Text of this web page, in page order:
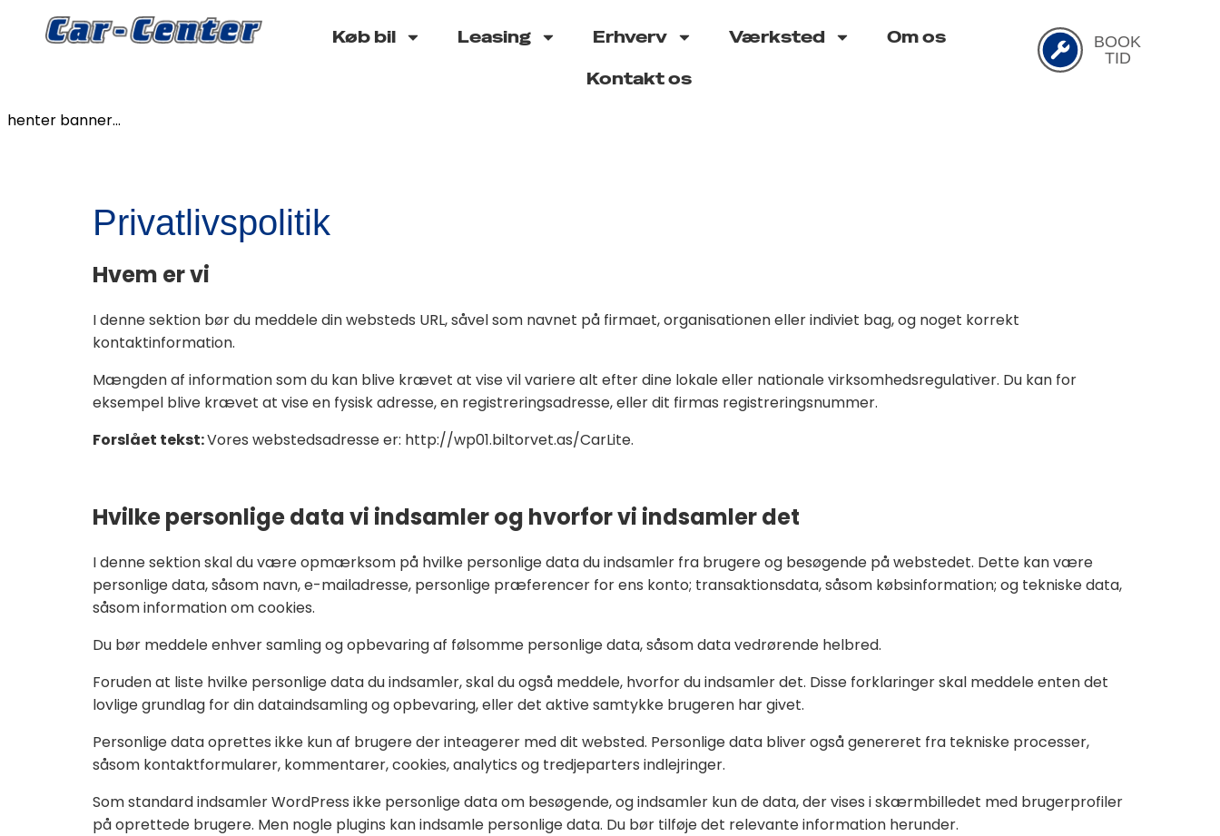
Køb bil Leasing Erhverv Værksted
Om os
Kontakt os
BOOK
TID
henter banner...
Privatlivspolitik
Hvem er vi
I denne sektion bør du meddele din websteds URL, såvel som navnet på firmaet, organisationen eller indiviet bag, og noget korrekt
kontaktinformation.
Mængden af information som du kan blive krævet at vise vil variere alt efter dine lokale eller nationale virksomhedsregulativer. Du kan for
eksempel blive krævet at vise en fysisk adresse, en registreringsadresse, eller dit firmas registreringsnummer.
Forslået tekst:Vores webstedsadresse er: http://wp01.biltorvet.as/CarLite.
Hvilke personlige data vi indsamler og hvorfor vi indsamler det
I denne sektion skal du være opmærksom på hvilke personlige data du indsamler fra brugere og besøgende på webstedet. Dette kan være
personlige data, såsom navn, e-mailadresse, personlige præferencer for ens konto; transaktionsdata, såsom købsinformation; og tekniske data,
såsom information om cookies.
Du bør meddele enhver samling og opbevaring af følsomme personlige data, såsom data vedrørende helbred.
Foruden at liste hvilke personlige data du indsamler, skal du også meddele, hvorfor du indsamler det. Disse forklaringer skal meddele enten det
lovlige grundlag for din dataindsamling og opbevaring, eller det aktive samtykke brugeren har givet.
Personlige data oprettes ikke kun af brugere der inteagerer med dit websted. Personlige data bliver også genereret fra tekniske processer,
såsom kontaktformularer, kommentarer, cookies, analytics og tredjeparters indlejringer.
Som standard indsamler WordPress ikke personlige data om besøgende, og indsamler kun de data, der vises i skærmbilledet med brugerprofiler
på oprettede brugere. Men nogle plugins kan indsamle personlige data. Du bør tilføje det relevante information herunder.